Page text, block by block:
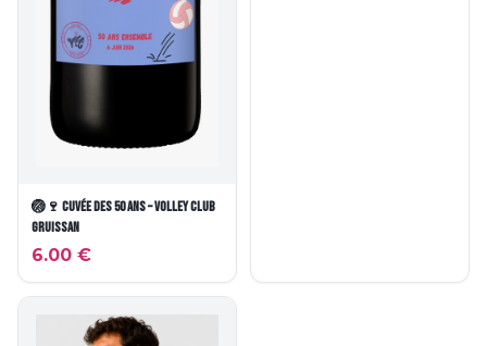
🏐🍷 Cuvée des 50 ans – Volley Club
Gruissan
6.00 €